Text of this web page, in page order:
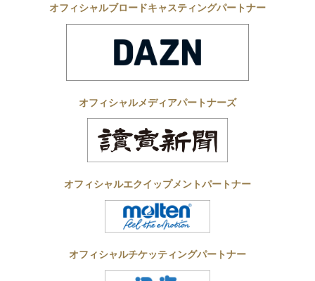
オフィシャルブロードキャスティングパートナー
オフィシャルメディアパートナーズ
オフィシャルエクイップメントパートナー
オフィシャルチケッティングパートナー